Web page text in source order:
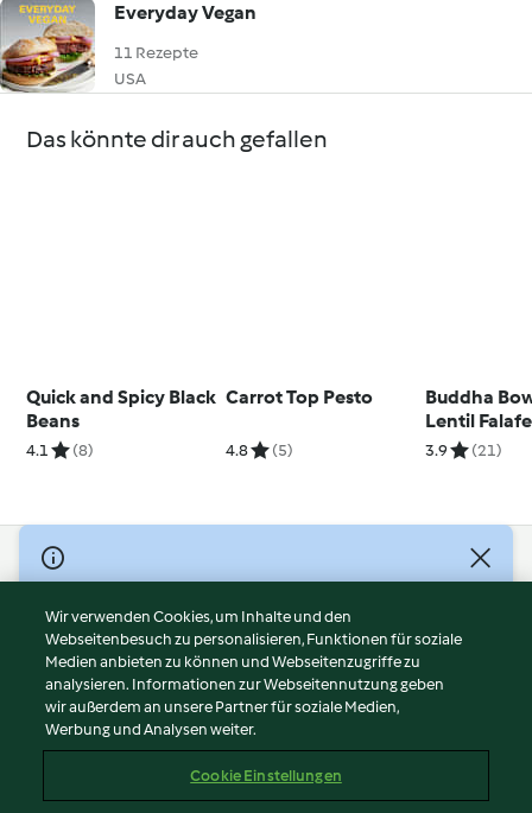
Everyday Vegan
11 Rezepte
USA
Das könnte dir auch gefallen
Quick and Spicy Black
Beans
4.1 (8)
Carrot Top Pesto
4.8 (5)
Buddha
Lentil
3.9 (21)
© Copyright 2026
Nutzungsbedingungen
Datenschutzrichtlinien
Disclaimer
Impressum
Cookies
Abo kündigen
Wir verwenden Cookies, um Inhalte und den
Webseitenbesuch zu personalisieren, Funktionen für soziale
Medien anbieten zu können und Webseitenzugriffe zu
analysieren. Informationen zur Webseitennutzung geben
wir außerdem an unsere Partner für soziale Medien,
Werbung und Analysen weiter.
Cookie Einstellungen